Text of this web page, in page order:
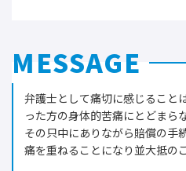
MESSAGE
弁護士として痛切に感じること
った方の身体的苦痛にとどまら
その只中にありながら賠償の手
痛を重ねることになり並大抵の